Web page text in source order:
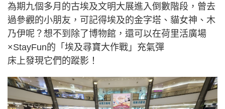
為期九個多月的古埃及文明大展進入倒數階段，曾去
過參觀的小朋友，可記得埃及的金字塔、貓女神、木
乃伊呢？想不到除了博物館，還可以在荷里活廣場
×StayFun的「埃及尋寶大作戰」充氣彈
床上發現它們的蹤影！